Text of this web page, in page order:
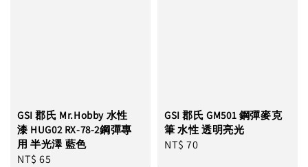
GSI 郡氏 Mr.Hobby 水性
漆 HUG02 RX-78-2鋼彈專
用 半光澤 藍色
Regular
NT$ 65
GSI 郡氏 GM501 鋼彈麥克
筆 水性 透明亮光
Regular
NT$ 70